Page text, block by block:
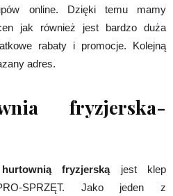
online. Dzięki temu mamy
jak również jest bardzo duża
rabaty i promocje. Kolejną
adres.
fryzjerska-
fryzjerskąjest klep
SPRZĘT. Jako jeden z